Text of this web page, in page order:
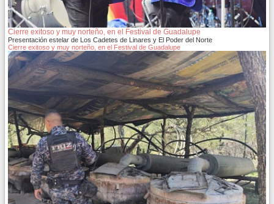
Cierre exitoso y muy norteño, en el Festival de Guadalupe
Presentación estelar de Los Cadetes de Linares y El Poder del Norte
Cierre exitoso y muy norteño, en el Festival de Guadalupe